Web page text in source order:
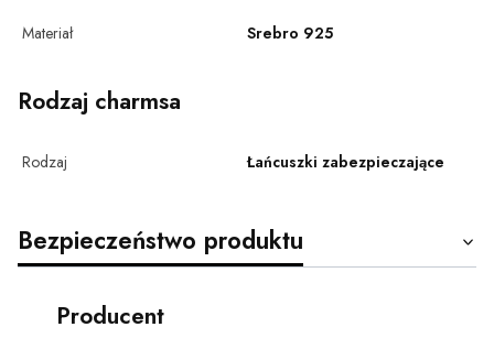
Materiał Srebro 925
Rodzaj charmsa
Rodzaj Łańcuszki zabezpieczające
Bezpieczeństwo produktu
Producent